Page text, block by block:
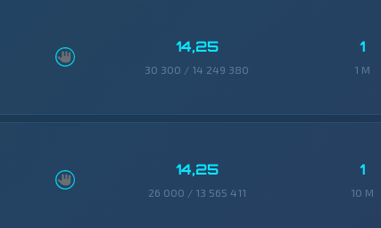
14,25
30 300 / 14 249 380
1
1 M
14,25
26 000 / 13 565 411
1
10 M